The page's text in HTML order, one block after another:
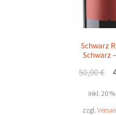
Schwarz
Schwarz
50,00€
inkl. 20
zzgl.